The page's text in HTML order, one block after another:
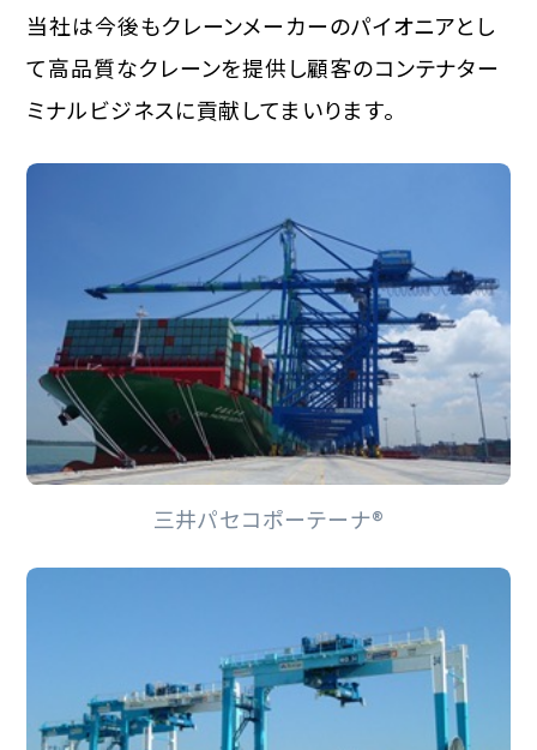
当社は今後もクレーンメーカーのパイオニアとし
て高品質なクレーンを提供し顧客のコンテナター
ミナルビジネスに貢献してまいります。
三井パセコポーテーナ®